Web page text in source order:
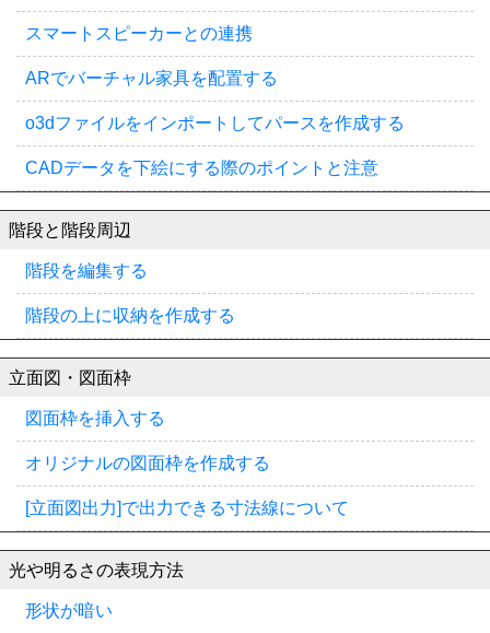
スマートスピーカーとの連携
ARでバーチャル家具を配置する
o3dファイルをインポートしてパースを作成する
CADデータを下絵にする際のポイントと注意
階段と階段周辺
階段を編集する
階段の上に収納を作成する
立面図・図面枠
図面枠を挿入する
オリジナルの図面枠を作成する
[立面図出力]で出力できる寸法線について
光や明るさの表現方法
形状が暗い